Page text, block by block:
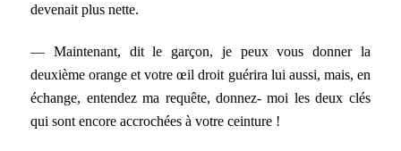
devenait plus nette.
— Maintenant, dit le garçon, je peux vous donner la
deuxième orange et votre œil droit guérira lui aussi, mais, en
échange, entendez ma requête, donnez- moi les deux clés
qui sont encore accrochées à votre ceinture !